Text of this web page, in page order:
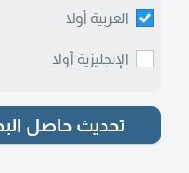
العربية أولا
الإنجليزية أولا
تحديث حاصل